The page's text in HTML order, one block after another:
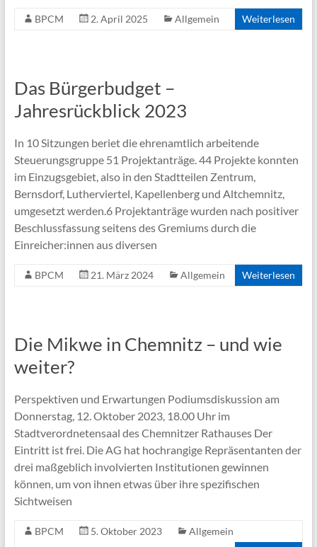
BPCM 2. April 2025 Allgemein Weiterlesen
Das Bürgerbudget –
Jahresrückblick 2023
In 10 Sitzungen beriet die ehrenamtlich arbeitende
Steuerungsgruppe 51 Projektanträge. 44 Projekte konnten
im Einzugsgebiet, also in den Stadtteilen Zentrum,
Bernsdorf, Lutherviertel, Kapellenberg und Altchemnitz,
umgesetzt werden.6 Projektanträge wurden nach positiver
Beschlussfassung seitens des Gremiums durch die
Einreicher:innen aus diversen
BPCM 21. März 2024 Allgemein Weiterlesen
Die Mikwe in Chemnitz – und wie
weiter?
Perspektiven und Erwartungen Podiumsdiskussion am
Donnerstag, 12. Oktober 2023, 18.00 Uhr im
Stadtverordnetensaal des Chemnitzer Rathauses Der
Eintritt ist frei. Die AG hat hochrangige Repräsentanten der
drei maßgeblich involvierten Institutionen gewinnen
können, um von ihnen etwas über ihre spezifischen
Sichtweisen
BPCM 5. Oktober 2023
Allgemein